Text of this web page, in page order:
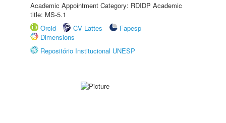
Academic Appointment Category: RDIDP Academic
title: MS-5.1
Orcid
CV Lattes
Fapesp
Dimensions
Repositório Institucional UNESP